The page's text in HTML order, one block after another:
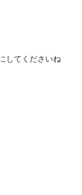
してくださいね